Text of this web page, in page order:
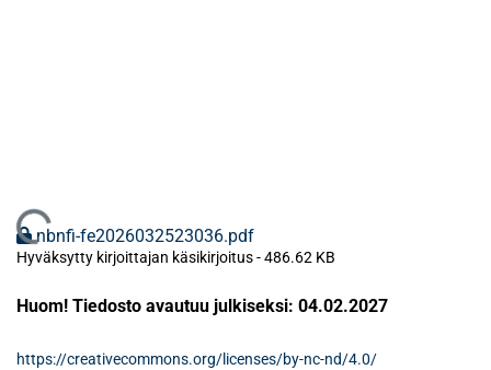
Ladataan...nbnfi-fe2026032523036.pdf
Hyväksytty kirjoittajan käsikirjoitus-486.62 KB
Huom! Tiedosto avautuu julkiseksi: 04.02.2027
https://creativecommons.org/licenses/by-nc-nd/4.0/